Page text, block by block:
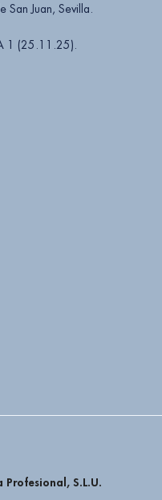
Juan, Sevilla.
1 (25.11.25).
S.L.U.